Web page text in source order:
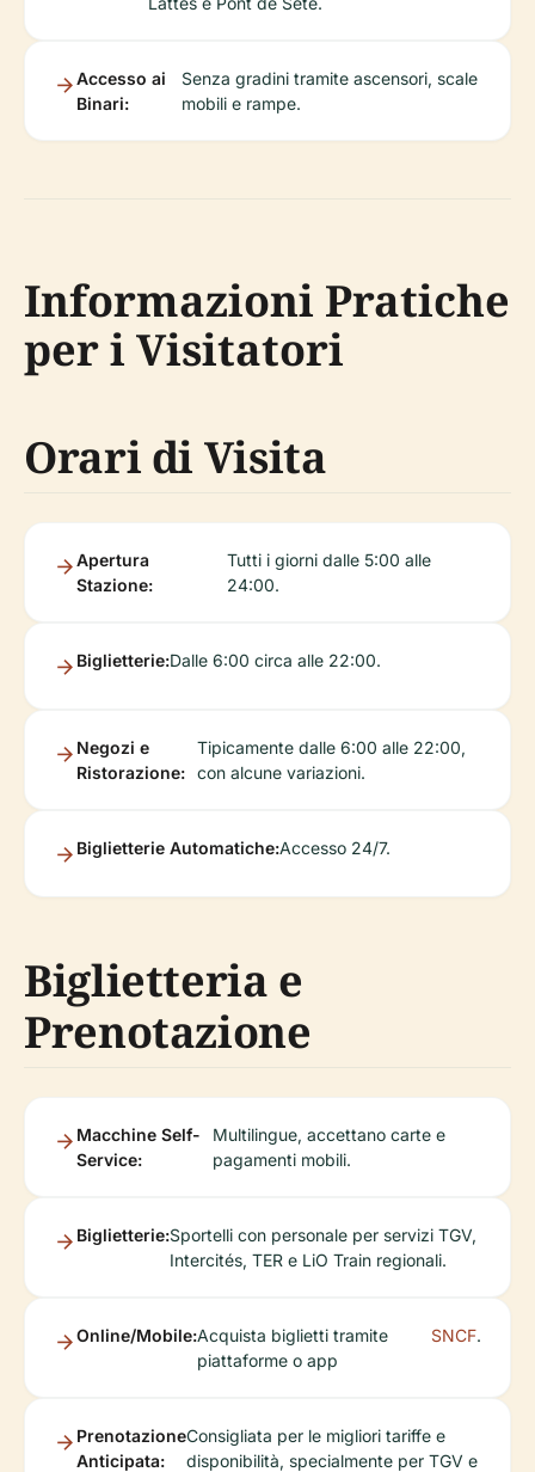
Accesso ai
Binari:
Senza gradini tramite ascensori, scale
mobili e rampe.
Informazioni Pratiche
per i Visitatori
Orari di Visita
Apertura
Stazione:
Tutti i giorni dalle 5:00 alle
24:00.
Biglietterie:Dalle 6:00 circa alle 22:00.
Negozi e
Ristorazione:
Tipicamente dalle 6:00 alle 22:00,
con alcune variazioni.
Biglietterie Automatiche:Accesso 24/7.
Biglietteria e
Prenotazione
Macchine Self-
Service:
Multilingue, accettano carte e
pagamenti mobili.
Biglietterie:Sportelli con personale per servizi TGV,
Intercités, TER e LiO Train regionali.
Online/Mobile:Acquista biglietti tramite
piattaforme o app
SNCF.
Prenotazione
Anticipata:
Consigliata per le migliori tariffe e
disponibilità, specialmente per TGV e